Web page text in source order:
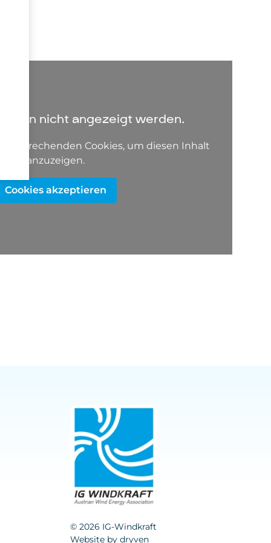
kann nicht angezeigt werden.
Cookies, um diesen Inhalt
anzuzeigen.
Cookies akzeptieren
© 2026 IG-Windkraft
Website by dryven